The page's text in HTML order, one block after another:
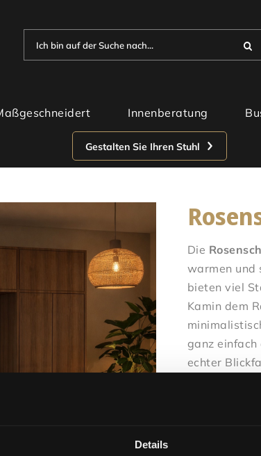
Details
Ich bin auf der Suche nach...
Innenberatung
Gestalten Sie Ihren Stuhl
Die
warmen und
bieten viel
Kamin dem
ganz einfach
echter
Neugierig
Showroom
der